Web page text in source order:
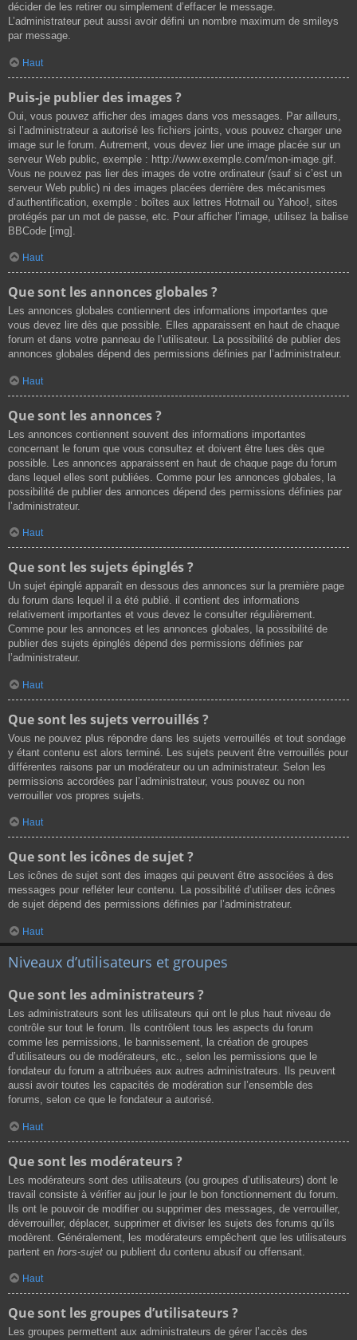
décider de les retirer ou simplement d’effacer le message.
L’administrateur peut aussi avoir défini un nombre maximum de smileys
par message.
Haut
Puis-je publier des images ?
Oui, vous pouvez afficher des images dans vos messages. Par ailleurs,
si l’administrateur a autorisé les fichiers joints, vous pouvez charger une
image sur le forum. Autrement, vous devez lier une image placée sur un
serveur Web public, exemple : http://www.exemple.com/mon-image.gif.
Vous ne pouvez pas lier des images de votre ordinateur (sauf si c’est un
serveur Web public) ni des images placées derrière des mécanismes
d’authentification, exemple : boîtes aux lettres Hotmail ou Yahoo!, sites
protégés par un mot de passe, etc. Pour afficher l’image, utilisez la balise
BBCode [img].
Haut
Que sont les annonces globales ?
Les annonces globales contiennent des informations importantes que
vous devez lire dès que possible. Elles apparaissent en haut de chaque
forum et dans votre panneau de l’utilisateur. La possibilité de publier des
annonces globales dépend des permissions définies par l’administrateur.
Haut
Que sont les annonces ?
Les annonces contiennent souvent des informations importantes
concernant le forum que vous consultez et doivent être lues dès que
possible. Les annonces apparaissent en haut de chaque page du forum
dans lequel elles sont publiées. Comme pour les annonces globales, la
possibilité de publier des annonces dépend des permissions définies par
l’administrateur.
Haut
Que sont les sujets épinglés ?
Un sujet épinglé apparaît en dessous des annonces sur la première page
du forum dans lequel il a été publié. il contient des informations
relativement importantes et vous devez le consulter régulièrement.
Comme pour les annonces et les annonces globales, la possibilité de
publier des sujets épinglés dépend des permissions définies par
l’administrateur.
Haut
Que sont les sujets verrouillés ?
Vous ne pouvez plus répondre dans les sujets verrouillés et tout sondage
y étant contenu est alors terminé. Les sujets peuvent être verrouillés pour
différentes raisons par un modérateur ou un administrateur. Selon les
permissions accordées par l’administrateur, vous pouvez ou non
verrouiller vos propres sujets.
Haut
Que sont les icônes de sujet ?
Les icônes de sujet sont des images qui peuvent être associées à des
messages pour refléter leur contenu. La possibilité d’utiliser des icônes
de sujet dépend des permissions définies par l’administrateur.
Haut
Niveaux d’utilisateurs et groupes
Que sont les administrateurs ?
Les administrateurs sont les utilisateurs qui ont le plus haut niveau de
contrôle sur tout le forum. Ils contrôlent tous les aspects du forum
comme les permissions, le bannissement, la création de groupes
d’utilisateurs ou de modérateurs, etc., selon les permissions que le
fondateur du forum a attribuées aux autres administrateurs. Ils peuvent
aussi avoir toutes les capacités de modération sur l’ensemble des
forums, selon ce que le fondateur a autorisé.
Haut
Que sont les modérateurs ?
Les modérateurs sont des utilisateurs (ou groupes d’utilisateurs) dont le
travail consiste à vérifier au jour le jour le bon fonctionnement du forum.
Ils ont le pouvoir de modifier ou supprimer des messages, de verrouiller,
déverrouiller, déplacer, supprimer et diviser les sujets des forums qu’ils
modèrent. Généralement, les modérateurs empêchent que les utilisateurs
partent en hors-sujet ou publient du contenu abusif ou offensant.
Haut
Que sont les groupes d’utilisateurs ?
Les groupes permettent aux administrateurs de gérer l’accès des